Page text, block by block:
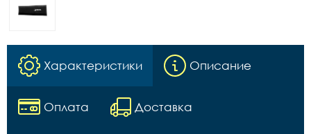
Характеристики Описание
Оплата Доставка